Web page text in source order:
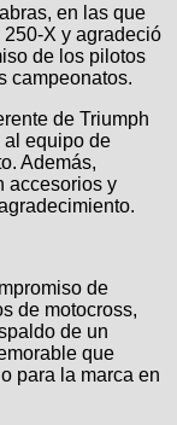
en las que
X y agradeció
de los pilotos
campeonatos.
de Triumph
al equipo de
Además,
accesorios y
de
de motocross,
de un
que
para la marca en